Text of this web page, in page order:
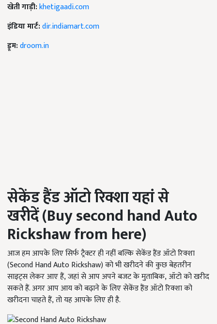
खेती गाड़ी:khetigaadi.com
इंडिया मार्ट:dir.indiamart.com
ड्रूम:droom.in
सेकेंड हैंड ऑटो रिक्शा यहां से
खरीदें(Buy second hand Auto
Rickshaw from here)
आज हम आपके लिए सिर्फ ट्रैक्टर ही नहीं बल्कि सेकेंड हैंड ऑटो रिक्शा
(Second Hand Auto Rickshaw)को भी खरीदने की कुछ बेहतरीन
साइट्स लेकर आए हैं, जहां से आप अपने बजट के मुताबिक, ऑटो को खरीद
सकते हैं. अगर आप आय को बढ़ाने के लिए सेकेंड हैंड ऑटो रिक्शा को
खरीदना चाहते हैं, तो यह आपके लिए ही है.